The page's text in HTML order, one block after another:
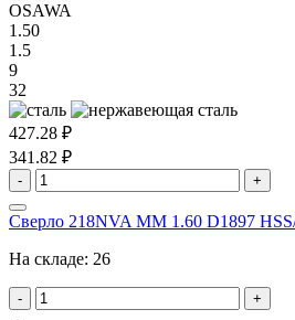
OSAWA
1.50
1.5
9
32
427.28 ₽
341.82 ₽
- +
Сверло 218NVA MM 1.60 D1897
На складе: 26
- +